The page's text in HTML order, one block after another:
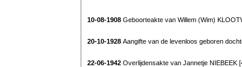
10-08-1908Geboorteakte van Willem (Wim)
20-10-1928Aangifte van de levenloos geboren
22-06-1942Overlijdensakte van Jannetje NIEBEEK